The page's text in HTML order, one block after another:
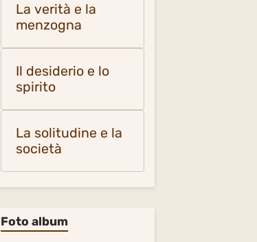
La verità e la
menzogna
Il desiderio e lo
spirito
La solitudine e la
società
Foto album